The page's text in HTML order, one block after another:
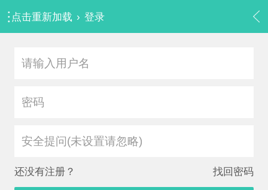
点击重新加载 › 登录
安全提问(未设置请忽略)
还没有注册？ 找回密码